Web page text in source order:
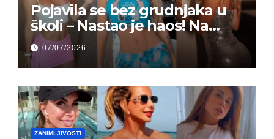
Pojavila se bez grudnjaka u
školi – Nastao je haos! Na
grupi je majke napale (FOTO)
07/07/2026
ZANIMLJIVOSTI